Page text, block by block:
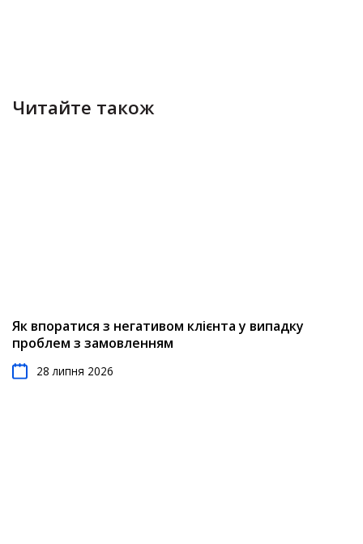
Читайте також
Як впоратися з негативом клієнта у випадку
проблем з замовленням
28 липня 2026